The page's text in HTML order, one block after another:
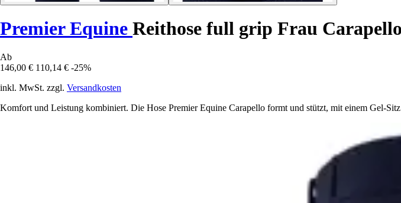
Premier Equine Reithose full grip Frau Carapello
Ab
146,00 € 110,14 € -25%
inkl. MwSt. zzgl. Versandkosten
Komfort und Leistung kombiniert. Die Hose Premier Equine Carapello formt und stützt, mit einem Gel-